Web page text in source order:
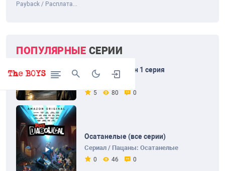
Payback / Расплата...
ПОПУЛЯРНЫЕ СЕРИИ
Пацаны 1 сезон 1 серия
5 80 0
Осатанелые (все серии)
Сериал / Пацаны: Осатанелые
0 46 0